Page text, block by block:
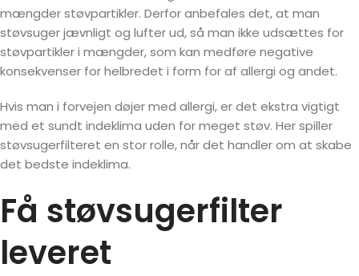
mængder støvpartikler. Derfor anbefales det, at man
støvsuger jævnligt og lufter ud, så man ikke udsættes for
støvpartikler i mængder, som kan medføre negative
konsekvenser for helbredet i form for af allergi og andet.
Hvis man i forvejen døjer med allergi, er det ekstra vigtigt
med et sundt indeklima uden for meget støv. Her spiller
støvsugerfilteret en stor rolle, når det handler om at skabe
det bedste indeklima.
Få støvsugerfilter
leveret